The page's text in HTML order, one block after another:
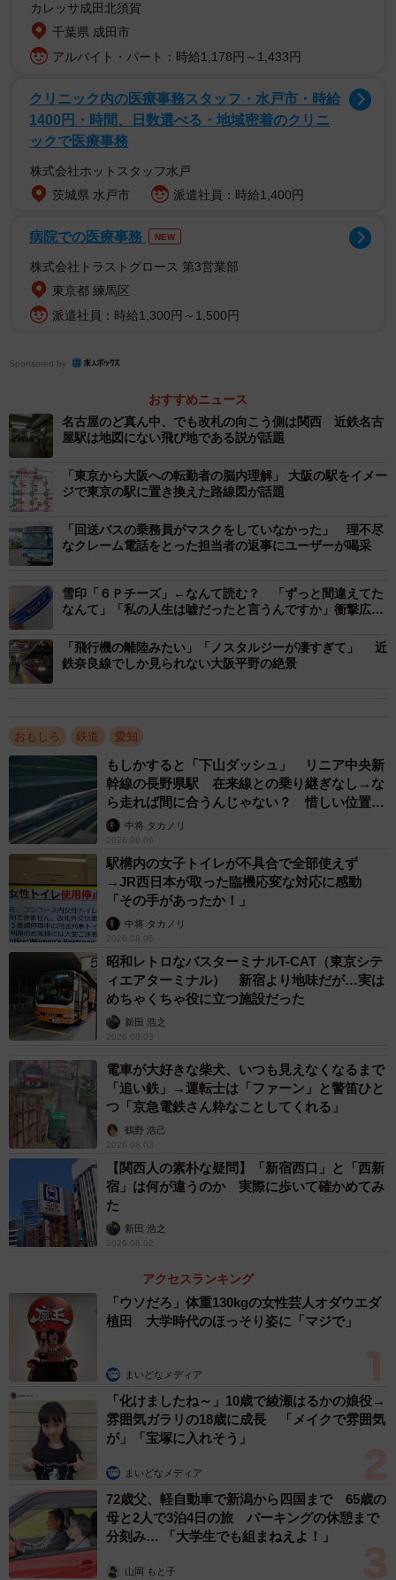
名古屋駅を「名駅（めいえき）」と略すのは一般に浸透し
ているけど、名古屋駅以外に駅名を略しがちなところって
なくない？？？
— 村中 (@ayatakaa_chan)January 23, 2023
たしかに名古屋駅は地元民の間で
いる。大都市の中央駅だけにこれほど有名な例はなかなか
ないかもしれないが、実は省略した呼称が一般的になって
話題になった村中さんの投稿
村中さんの投稿に対し、SNSユーザー達からは
「札幌駅の『札駅(さつえき)』とかですかね。」
「天神橋筋六丁目駅は基本天六ですね」
り…」
「新潟駅を『にーえき』と呼ぶ人は稀にいます(他地方から
移住した人だったりする)が、新潟市内には他に『新津(にい
つ)駅』『新崎(にいざき)駅』もあるので地元民はまず略し
「地元民だけかもしれませんが、和歌山駅のことを和駅と
略していいます」
「一般的ではないですが、利用している中高大生は岡山駅
を岡駅と言っているようです。」
といった情報提供が数多く寄せられている。
「名駅」と呼ぶか、「名古屋駅」と呼ぶか
村中さんに話をうかがった。
ーー村中さんは三重県のご出身ということですが、これま
での名古屋駅との関わりや思い入れについてお聞かせくだ
さい。
村中：地元が三重県鈴鹿市なのですが、三重県には新幹線
の駅がないので、新幹線に乗ってどこか行くときに名古屋
駅をよく利用していました。修学旅行や、大学受験、帰省
など、名古屋駅はどこか遠くに行くうえでの拠点というイ
メージがあります。僕にとって名古屋駅と思い出はセット
です。
ーーこれまで名古屋駅を「めいえき」と呼ぶことに特に意
村中：「名駅と呼ぶか、名古屋駅と呼ぶか」という意識は
昔からしていました。というのも、東海地方以外で、地理
に明るくない方だと、「名駅」と言っても伝わらないんで
すよね。なので場面に応じて名駅と名古屋駅を使い分けて
いました。今回このツイートをしたのは、いつものように
「名駅と呼ぶか、名古屋駅と呼ぶか」を考えているとき
に、ふと「そもそもなんで名駅と略すんだろう？というか
駅を略すことってあんまりなくない？」と思ったからで
す。
ーー今回の反響へのご感想をお聞かせください。
カレッサ成田北須賀
千葉県 成田市
アルバイト・パート：時給1,178円～1,433円
クリニック内の医療事務スタッフ・水戸市・時給
1400円・時間、日数選べる・地域密着のクリニ
ックで医療事務
株式会社ホットスタッフ水戸
茨城県 水戸市
派遣社員：時給1,400円
病院での医療事務 NEW
株式会社トラストグロース 第3営業部
東京都 練馬区
派遣社員：時給1,300円～1,500円
Sponsored by
おすすめニュース
名古屋のど真ん中、でも改札の向こう側は関西 近鉄名古
屋駅は地図にない飛び地である説が話題
「東京から大阪への転勤者の脳内理解」 大阪の駅をイメー
ジで東京の駅に置き換えた路線図が話題
「回送バスの乗務員がマスクをしていなかった」 理不尽
なクレーム電話をとった担当者の返事にユーザーが喝采
雪印「６Ｐチーズ」←なんて読む？ 「ずっと間違えてた
なんて」「私の人生は嘘だったと言うんですか」衝撃広が
「飛行機の離陸みたい」「ノスタルジーが凄すぎて」 近
鉄奈良線でしか見られない大阪平野の絶景
おもしろ 鉄道 愛知
もしかすると「下山ダッシュ」 リニア中央新
幹線の長野県駅 在来線との乗り継ぎなし→な
ら走れば間に合うんじゃない？ 惜しい位置関
係が反響
中将 タカノリ
2026.08.06
駅構内の女子トイレが不具合で全部使えず
→JR西日本が取った臨機応変な対応に感動
「その手があったか！」
中将 タカノリ
2026.08.05
昭和レトロなバスターミナルT-CAT（東京シテ
ィエアターミナル） 新宿より地味だが…実は
めちゃくちゃ役に立つ施設だった
新田 浩之
2026.08.03
電車が大好きな柴犬、いつも見えなくなるまで
「追い鉄」→運転士は「ファーン」と警笛ひと
つ「京急電鉄さん粋なことしてくれる」
鶴野 浩己
2026.08.03
【関西人の素朴な疑問】「新宿西口」と「西新
宿」は何が違うのか 実際に歩いて確かめてみ
た
新田 浩之
2026.08.02
アクセスランキング
「ウソだろ」体重130kgの女性芸人オダウエダ
植田 大学時代のほっそり姿に「マジで」
まいどなメディア
「化けましたね～」10歳で綾瀬はるかの娘役→
雰囲気ガラリの18歳に成長 「メイクで雰囲気
が」「宝塚に入れそう」
まいどなメディア
72歳父、軽自動車で新潟から四国まで 65歳の
母と2人で3泊4日の旅 パーキングの休憩まで
分刻み… 「大学生でも組まねえよ！」
山岡 もと子